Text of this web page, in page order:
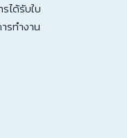
ได้รับใบ
รทำงาน